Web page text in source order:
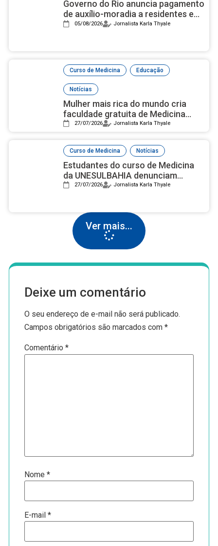
Governo do Rio anuncia pagamento
de auxílio-moradia a residentes em
setembro
05/08/2026 Jornalista Karla Thyale
Curso de Medicina , Educação
Notícias
Mulher mais rica do mundo cria
faculdade gratuita de Medicina
com campus luxuoso nos EUA
27/07/2026 Jornalista Karla Thyale
Curso de Medicina , Notícias
Estudantes do curso de Medicina
da UNESULBAHIA denunciam
assédio institucional e reprovações
27/07/2026 Jornalista Karla Thyale
Ver mais...
Deixe um comentário
O seu endereço de e-mail não será publicado.
Campos obrigatórios são marcados com*
Comentário*
Nome*
E-mail*